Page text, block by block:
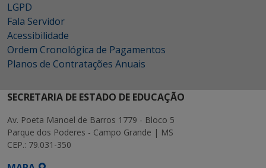
LGPD
Fala Servidor
Acessibilidade
Ordem Cronológica de Pagamentos
Planos de Contratações Anuais
SECRETARIA DE ESTADO DE EDUCAÇÃO
Av. Poeta Manoel de Barros 1779 - Bloco 5
Parque dos Poderes - Campo Grande | MS
CEP.: 79.031-350